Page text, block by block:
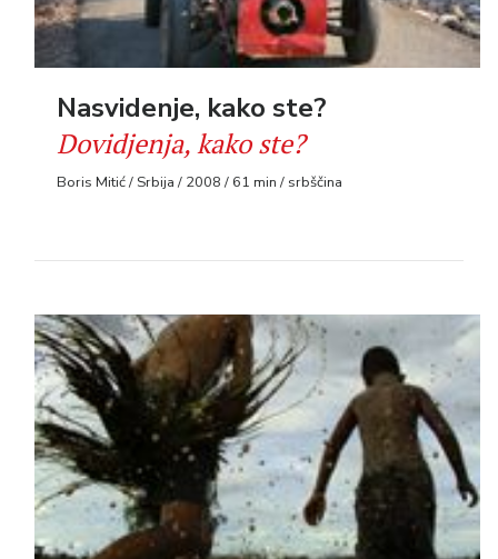
Nasvidenje, kako ste?
Dovidjenja, kako ste?
Boris Mitić / Srbija / 2008 / 61 min / srbščina